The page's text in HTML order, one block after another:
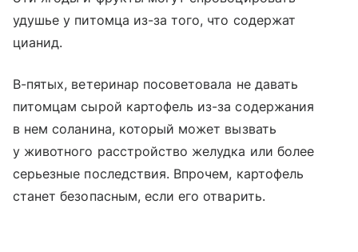
удушье у питомца из-за того, что содержат
цианид.
В-пятых, ветеринар посоветовала не давать
питомцам сырой картофель из-за содержания
в нем соланина, который может вызвать
у животного расстройство желудка или более
серьезные последствия. Впрочем, картофель
станет безопасным, если его отварить.